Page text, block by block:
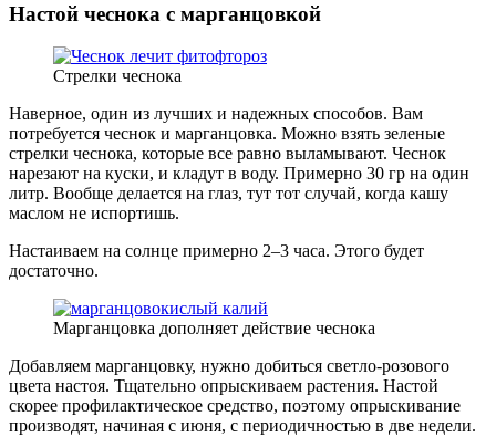
Настой чеснока с марганцовкой
Стрелки чеснока
Наверное, один из лучших и надежных способов. Вам
потребуется чеснок и марганцовка. Можно взять зеленые
стрелки чеснока, которые все равно выламывают. Чеснок
нарезают на куски, и кладут в воду. Примерно 30 гр на один
литр. Вообще делается на глаз, тут тот случай, когда кашу
маслом не испортишь.
Настаиваем на солнце примерно 2–3 часа. Этого будет
достаточно.
Марганцовка дополняет действие чеснока
Добавляем марганцовку, нужно добиться светло-розового
цвета настоя. Тщательно опрыскиваем растения. Настой
скорее профилактическое средство, поэтому опрыскивание
производят, начиная с июня, с периодичностью в две недели.